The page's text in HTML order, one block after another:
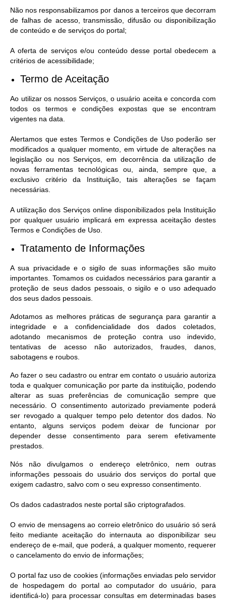
Não nos responsabilizamos por danos a terceiros que decorram
de falhas de acesso, transmissão, difusão ou disponibilização
de conteúdo e de serviços do portal;
A oferta de serviços e/ou conteúdo desse portal obedecem a
critérios de acessibilidade;
Termo de Aceitação
Ao utilizar os nossos Serviços, o usuário aceita e concorda com
todos os termos e condições expostas que se encontram
vigentes na data.
Alertamos que estes Termos e Condições de Uso poderão ser
modificados a qualquer momento, em virtude de alterações na
legislação ou nos Serviços, em decorrência da utilização de
novas ferramentas tecnológicas ou, ainda, sempre que, a
exclusivo critério da Instituição, tais alterações se façam
necessárias.
A utilização dos Serviços online disponibilizados pela Instituição
por qualquer usuário implicará em expressa aceitação destes
Termos e Condições de Uso.
Tratamento de Informações
A sua privacidade e o sigilo de suas informações são muito
importantes. Tomamos os cuidados necessários para garantir a
proteção de seus dados pessoais, o sigilo e o uso adequado
dos seus dados pessoais.
Adotamos as melhores práticas de segurança para garantir a
integridade e a confidencialidade dos dados coletados,
adotando mecanismos de proteção contra uso indevido,
tentativas de acesso não autorizados, fraudes, danos,
sabotagens e roubos.
Ao fazer o seu cadastro ou entrar em contato o usuário autoriza
toda e qualquer comunicação por parte da instituição, podendo
alterar as suas preferências de comunicação sempre que
necessário. O consentimento autorizado previamente poderá
ser revogado a qualquer tempo pelo detentor dos dados. No
entanto, alguns serviços podem deixar de funcionar por
depender desse consentimento para serem efetivamente
prestados.
Nós não divulgamos o endereço eletrônico, nem outras
informações pessoais do usuário dos serviços do portal que
exigem cadastro, salvo com o seu expresso consentimento.
Os dados cadastrados neste portal são criptografados.
O envio de mensagens ao correio eletrônico do usuário só será
feito mediante aceitação do internauta ao disponibilizar seu
endereço de e-mail, que poderá, a qualquer momento, requerer
o cancelamento do envio de informações;
O portal faz uso de cookies (informações enviadas pelo servidor
de hospedagem do portal ao computador do usuário, para
identificá-lo) para processar consultas em determinadas bases